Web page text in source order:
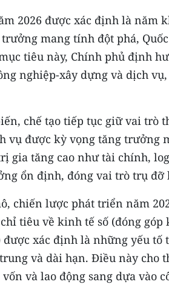
2026 được xác định là năm
mang tính đột phá,
tiêu này, Chính phủ định
nghiệp-xây dựng và dịch
chế tạo tiếp tục giữ vai trò
vụ được kỳ vọng tăng trưởng
gia tăng cao như tài chính,
ổn định, đóng vai trò trụ đỡ
chiến lược phát triển năm
chỉ tiêu về kinh tế số (đóng góp
được xác định là những yếu tố
và dài hạn. Điều này cho
và lao động sang dựa vào